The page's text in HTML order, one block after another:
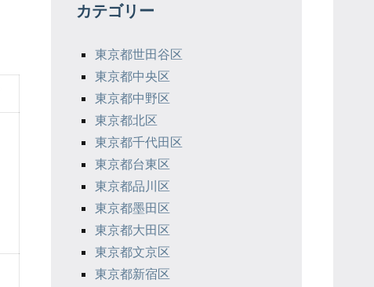
カテゴリー
東京都世田谷区
東京都中央区
東京都中野区
東京都北区
東京都千代田区
東京都台東区
東京都品川区
東京都墨田区
東京都大田区
東京都文京区
東京都新宿区